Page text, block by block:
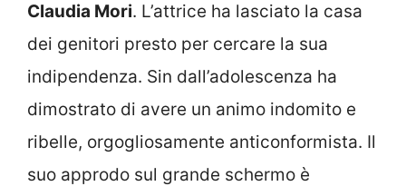
Claudia Mori. L’attrice ha lasciato la casa
dei genitori presto per cercare la sua
indipendenza. Sin dall’adolescenza ha
dimostrato di avere un animo indomito e
ribelle, orgogliosamente anticonformista. Il
suo approdo sul grande schermo è